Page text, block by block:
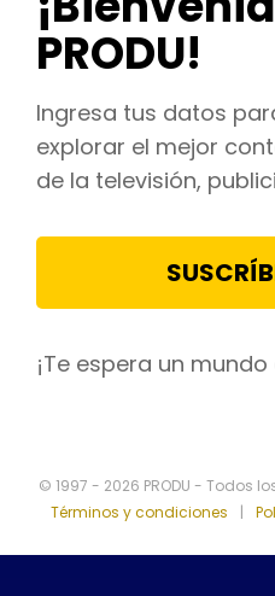
PRODU!
Ingresa tus datos
explorar el mejor
de la televisión,
¡Te espera un
© 1997 - 2026 PRODU - Todos
Términos y condiciones
|